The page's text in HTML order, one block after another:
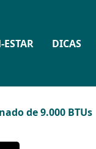
ESTAR DICAS
de 9.000 BTUs